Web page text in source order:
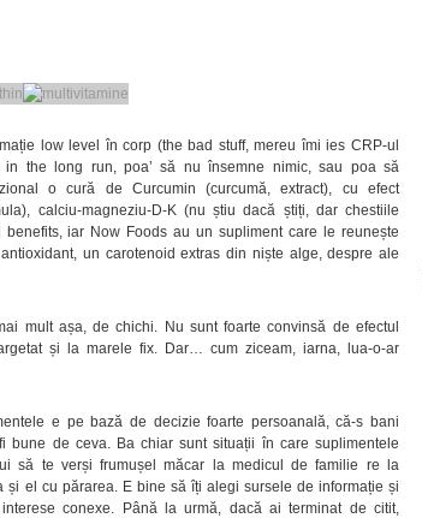
low level în corp (the bad stuff, mereu îmi ies CRP-ul
the long run, poa’ să nu însemne nimic, sau poa să
o cură de Curcumin (curcumă, extract), cu efect
calciu-magneziu-D-K (nu știu dacă știți, dar chestiile
iar Now Foods au un supliment care le reunește
un carotenoid extras din niște alge, despre ale
mult așa, de chichi. Nu sunt foarte convinsă de efectul
și la marele fix. Dar… cum ziceam, iarna, lua-o-ar
e pe bază de decizie foarte persoanală, că-s bani
de ceva. Ba chiar sunt situații în care suplimentele
să te verși frumușel măcar la medicul de familie re la
el cu părarea. E bine să îți alegi sursele de informație și
conexe. Până la urmă, dacă ai terminat de citit,